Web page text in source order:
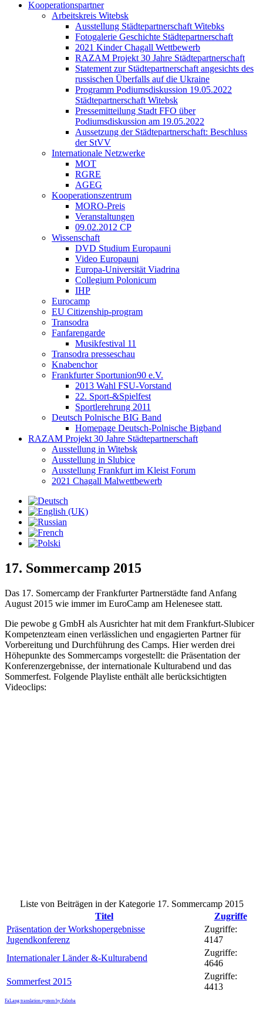
Kooperationspartner
Arbeitskreis Witebsk
Ausstellung Städtepartnerschaft Witebks
Fotogalerie Geschichte Städtepartnerschaft
2021 Kinder Chagall Wettbewerb
RAZAM Projekt 30 Jahre Städtepartnerschaft
Statement zur Städtepartnerschaft angesichts des
russischen Überfalls auf die Ukraine
Programm Podiumsdiskussion 19.05.2022
Städtepartnerschaft Witebsk
Pressemitteilung Stadt FFO über
Podiumsdiskussion am 19.05.2022
Aussetzung der Städtepartnerschaft: Beschluss
der StVV
Internationale Netzwerke
MOT
RGRE
AGEG
Kooperationszentrum
MORO-Preis
Veranstaltungen
09.02.2012 CP
Wissenschaft
DVD Studium Europauni
Video Europauni
Europa-Universität Viadrina
Collegium Polonicum
IHP
Eurocamp
EU Citizenship-program
Transodra
Fanfarengarde
Musikfestival 11
Transodra presseschau
Knabenchor
Frankfurter Sportunion90 e.V.
2013 Wahl FSU-Vorstand
22. Sport-&Spielfest
Sportlerehrung 2011
Deutsch Polnische BIG Band
Homepage Deutsch-Polnische Bigband
RAZAM Projekt 30 Jahre Städtepartnerschaft
Ausstellung in Witebsk
Ausstellung in Slubice
Ausstellung Frankfurt im Kleist Forum
2021 Chagall Malwettbewerb
17. Sommercamp 2015
Das 17. Somercamp der Frankfurter Partnerstädte fand Anfang
August 2015 wie immer im EuroCamp am Helenesee statt.
Die pewobe g GmbH als Ausrichter hat mit dem Frankfurt-Slubicer
Kompetenzteam einen verlässlichen und engagierten Partner für
Vorbereitung und Durchführung des Camps. Hier werden drei
Höhepunkte des Sommercamps vorgestellt: die Präsentation der
Konferenzergebnisse, der internationale Kulturabend und das
Sommerfest. Folgende Playliste enthält alle berücksichtigten
Videoclips:
Liste von Beiträgen in der Kategorie 17. Sommercamp 2015
Titel
Zugriffe
Präsentation der Workshopergebnisse
Jugendkonferenz
Zugriffe:
4147
Internationaler Länder &-Kulturabend
Zugriffe:
4646
Sommerfest 2015
Zugriffe:
4413
FaLang translation system by Faboba